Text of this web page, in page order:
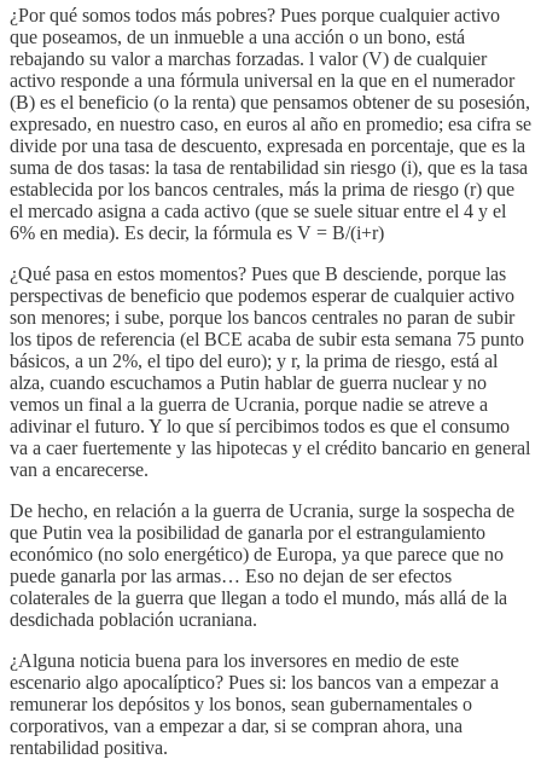
¿Por qué somos todos más pobres? Pues porque cualquier activo
que poseamos, de un inmueble a una acción o un bono, está
rebajando su valor a marchas forzadas. l valor (V) de cualquier
activo responde a una fórmula universal en la que en el numerador
(B) es el beneficio (o la renta) que pensamos obtener de su posesión,
expresado, en nuestro caso, en euros al año en promedio; esa cifra se
divide por una tasa de descuento, expresada en porcentaje, que es la
suma de dos tasas: la tasa de rentabilidad sin riesgo (i), que es la tasa
establecida por los bancos centrales, más la prima de riesgo (r) que
el mercado asigna a cada activo (que se suele situar entre el 4 y el
6% en media). Es decir, la fórmula es V = B/(i+r)
¿Qué pasa en estos momentos? Pues que B desciende, porque las
perspectivas de beneficio que podemos esperar de cualquier activo
son menores; i sube, porque los bancos centrales no paran de subir
los tipos de referencia (el BCE acaba de subir esta semana 75 punto
básicos, a un 2%, el tipo del euro); y r, la prima de riesgo, está al
alza, cuando escuchamos a Putin hablar de guerra nuclear y no
vemos un final a la guerra de Ucrania, porque nadie se atreve a
adivinar el futuro. Y lo que sí percibimos todos es que el consumo
va a caer fuertemente y las hipotecas y el crédito bancario en general
van a encarecerse.
De hecho, en relación a la guerra de Ucrania, surge la sospecha de
que Putin vea la posibilidad de ganarla por el estrangulamiento
económico (no solo energético) de Europa, ya que parece que no
puede ganarla por las armas… Eso no dejan de ser efectos
colaterales de la guerra que llegan a todo el mundo, más allá de la
desdichada población ucraniana.
¿Alguna noticia buena para los inversores en medio de este
escenario algo apocalíptico? Pues si: los bancos van a empezar a
remunerar los depósitos y los bonos, sean gubernamentales o
corporativos, van a empezar a dar, si se compran ahora, una
rentabilidad positiva.